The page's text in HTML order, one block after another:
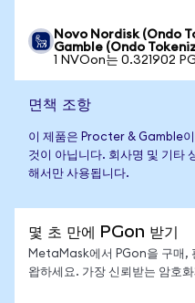
Novo Nordisk (Ondo
Gamble (Ondo
1 NVOon는 0.321902
면책 조항
이 제품은 Procter & Gamble
것이 아닙니다. 회사명 및 기타
해서만 사용됩니다.
몇 초 만에 PGon 받기
MetaMask에서 PGon을 구매,
왑하세요. 가장 신뢰받는 암호